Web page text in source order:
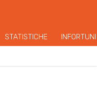
STATISTICHE INFORTUNI